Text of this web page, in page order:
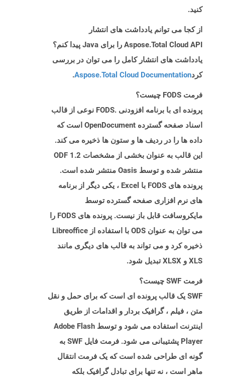
کنید.
از کجا می توانم یادداشت های انتشار
Aspose.Total Cloud API را برای Java پیدا کنم؟
یادداشت های انتشار کامل را می توان در بررسی
کردAspose.Total Cloud Documentation
.
فرمت FODS چیست؟
پرونده ای با برنامه افزودنی .FODS نوعی از قالب
اسناد صفحه گسترده OpenDocument است که
داده ها را در ردیف ها و ستون ها ذخیره می کند.
این قالب به عنوان بخشی از مشخصات ODF 1.2
منتشر شده و توسط Oasis منتشر شده است.
پرونده های FODS با Excel ، یکی دیگر از برنامه
های نرم افزاری صفحه گسترده توسط
مایکروسافت قابل باز نیست. پرونده های FODS را
می توان به عنوان ODS با استفاده از Libreoffice
ذخیره کرد و می تواند به قالب های دیگری مانند
XLS و XLSX تبدیل شود.
فرمت SWF چیست؟
SWF یک قالب پرونده ای است که برای حمل و نقل
متن ، فیلم ، گرافیک بردار و اقدامات از طریق
اینترنت استفاده می شود و توسط Adobe Flash
Player پشتیبانی می شود. فرمت فایل SWF به
گونه ای طراحی شده است که یک فرمت انتقال
ماهر است ، نه تنها برای تبادل گرافیک بلکه